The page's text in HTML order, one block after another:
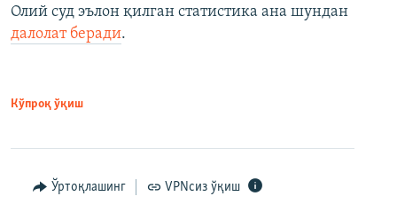
Олий суд эълон қилган статистика ана шундан
далолат беради.
Кўпроқ ўқиш
Ўртоқлашинг VPNсиз ўқиш